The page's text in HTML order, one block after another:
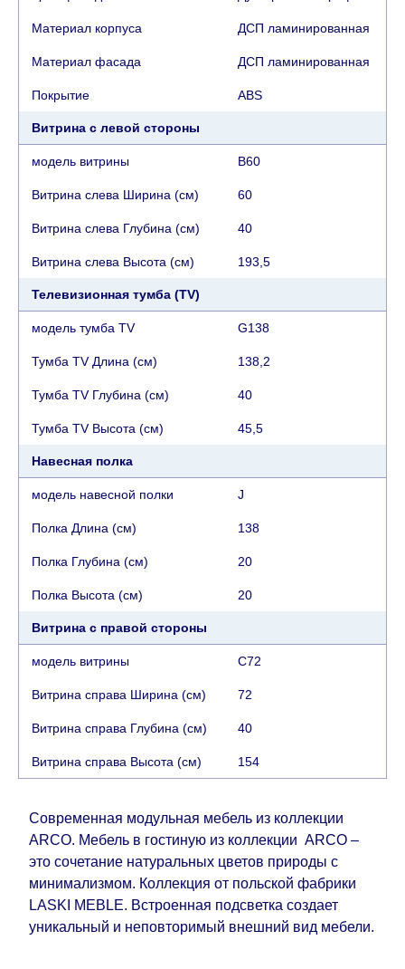
которые не может повлиять Поставщик, в этих
рабочих дней и не будет считаться
задержкой.Вместе с тем поставщики
прилагают все усилия, чтобы максимально
ускорить
это гарантировать, поэтому интернет-магазин
задержки.
Мебель из категории "Модульная мебель
Поставщиком сделать доставку по мере
поступления модулей с фабрики, в течение
доставки товара на дом клиенту.
Материал корпуса ДСП ламинированная
Материал фасада ДСП ламинированная
Покрытие АВS
Витрина с левой стороны
модель витрины B60
Витрина слева Ширина (см) 60
Витрина слева Глубина (см) 40
Витрина слева Высота (см) 193,5
Телевизионная тумба (TV)
модель тумба TV G138
Тумба TV Длина (см) 138,2
Тумба TV Глубина (см) 40
Тумба TV Высота (см) 45,5
Навесная полка
модель навесной полки J
Полка Длина (см) 138
Полка Глубина (см) 20
Полка Высота (см) 20
Витрина с правой стороны
модель витрины C72
Витрина справа Ширина (см) 72
Витрина справа Глубина (см) 40
Витрина справа Высота (см) 154
Современная модульная мебель из коллекции
ARCO. Мебель в гостиную из коллекции ARCO –
это сочетание натуральных цветов природы с
минимализмом. Коллекция от польской фабрики
LASKI MEBLE. Встроенная подсветка создает
уникальный и неповторимый внешний вид мебели.